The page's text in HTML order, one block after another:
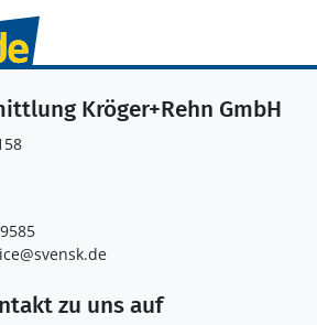
Kröger+Rehn GmbH
zu uns auf